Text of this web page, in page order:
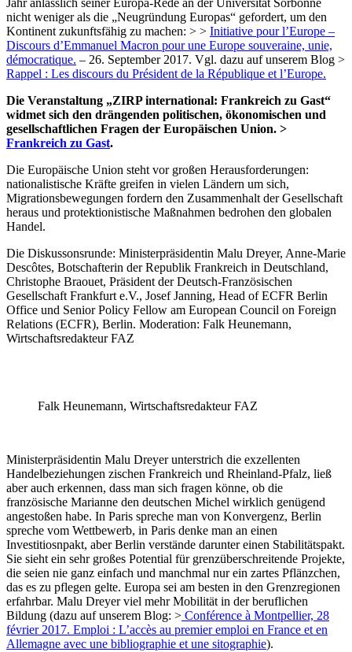
Jahr anlässlich seiner Europa-Rede an der Universität Sorbonne
nicht weniger als die „Neugründung Europas“ gefordert, um den
Kontinent zukunftsfähig zu machen: > > Initiative pour l’Europe –
Discours d’Emmanuel Macron pour une Europe souveraine, unie,
démocratique. – 26. September 2017. Vgl. dazu auf unserem Blog >
Rappel : Les discours du Président de la République et l’Europe.
Die Veranstaltung „ZIRP international: Frankreich zu Gast“
widmet sich den drängenden politischen, ökonomischen und
gesellschaftlichen Fragen der Europäischen Union. >
Frankreich zu Gast.
Die Europäische Union steht vor großen Herausforderungen:
nationalistische Kräfte greifen in vielen Ländern um sich,
Migrationsbewegungen fordern den Zusammenhalt der Gesellschaft
heraus und protektionistische Maßnahmen bedrohen den globalen
Handel.
Die Diskussonsrunde: Ministerpräsidentin Malu Dreyer, Anne-Marie
Descôtes, Botschafterin der Republik Frankreich in Deutschland,
Christophe Braouet, Präsident der Deutsch-Französischen
Gesellschaft Frankfurt e.V., Josef Janning, Head of ECFR Berlin
Office und Senior Policy Fellow am European Council on Foreign
Relations (ECFR), Berlin. Moderation: Falk Heunemann,
Wirtschaftsredakteur FAZ
Falk Heunemann, Wirtschaftsredakteur FAZ
Ministerpräsidentin Malu Dreyer unterstrich die exzellenten
Handelbeziehungen zischen Frankreich und Rheinland-Pfalz, ließ
aber auch erkennen, dass man sich fragen könne, ob die
französische Marianne den deutschen Michel wirklich genügend
angestoßen habe. In Paris spreche man von Konvergenz, Berlin
spreche vom Wettbewerb, in Paris denke man an einen
Investitiosnpakt, aber Berlin verstände darunter einen Stabilitätspakt.
Sie sieht ein sehr großes Potential für grenzüberschreitende Projekte,
die seien nie ganz einfach und manchmal nur ein zartes Pflänzchen,
das es zu pflegen gelte. Europa sei am besten in den Grenzregionen
erfahrbar. Malu Dreyer viel mehr Mobilität in der beruflichen
Bildung (dazu auf unserem Blog: > Conférence à Montpellier, 28
février 2017. Emploi : L’accès au premier emploi en France et en
Allemagne avec une bibliographie et une sitographie).